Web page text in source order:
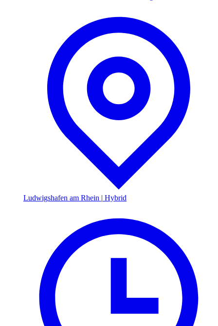
Ludwigshafen am Rhein | Hybrid